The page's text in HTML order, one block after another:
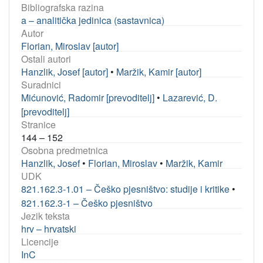
Bibliografska razina
a – analitička jedinica (sastavnica)
Autor
Florian, Miroslav [autor]
Ostali autori
Hanzlik, Josef [autor] • Maržik, Kamir [autor]
Suradnici
Mićunović, Radomir [prevoditelj] • Lazarević, D.
[prevoditelj]
Stranice
144 – 152
Osobna predmetnica
Hanzlik, Josef• Florian, Miroslav • Maržik, Kamir
UDK
821.162.3-1.01 – Češko pjesništvo: studije i kritike •
821.162.3-1 – Češko pjesništvo
Jezik teksta
hrv – hrvatski
Licencije
InC